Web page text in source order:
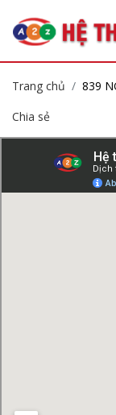
Trang chủ
839
Chia sẻ